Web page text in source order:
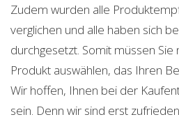
Zudem wurden alle
verglichen und alle haben sich
durchgesetzt. Somit müssen
Produkt auswählen, das Ihren
Wir hoffen, Ihnen bei der
sein. Denn wir sind erst